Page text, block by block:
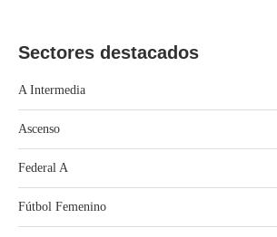
Sectores destacados
A Intermedia
Ascenso
Federal A
Fútbol Femenino